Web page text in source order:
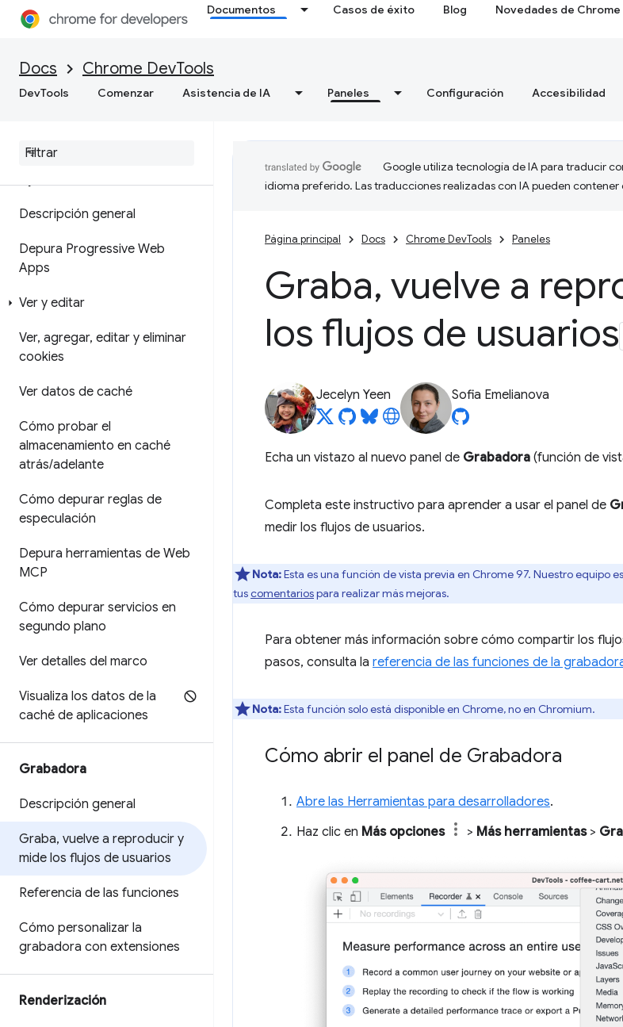
Documentos Casos de éxito Blog Novedades de Chrome
Docs Chrome DevTools
DevTools Comenzar Asistencia de IA Paneles Configuración Accesibilidad
de memoria
montón
Descripción general
Depura Progressive Web
Apps
Ver y editar
Ver, agregar, editar y eliminar
cookies
Ver datos de caché
Cómo probar el
almacenamiento en caché
atrás/adelante
Cómo depurar reglas de
especulación
Depura herramientas de Web
MCP
Cómo depurar servicios en
segundo plano
Ver detalles del marco
Visualiza los datos de la
caché de aplicaciones
Grabadora
Descripción general
Graba, vuelve a reproducir y
mide los flujos de usuarios
Referencia de las funciones
Cómo personalizar la
grabadora con extensiones
Renderización
Google utiliza tecnología de IA para traducir
idioma preferido. Las traducciones realizadas con IA pueden contener
Página principal Docs Chrome DevTools Paneles
Graba, vuelve a
los flujos de usuarios
Jecelyn Yeen Sofia Emelianova
Echa un vistazo al nuevo panel de Grabadora (función de
Completa este instructivo para aprender a usar el panel de
medir los flujos de usuarios.
Nota:Esta es una función de vista previa en Chrome 97. Nuestro
tuscomentariospara realizar más mejoras.
Para obtener más información sobre cómo compartir los
pasos, consulta la referencia de las funciones de la
Nota:Esta función solo está disponible en Chrome, no en Chromium.
Cómo abrir el panel de Grabadora
Abre las Herramientas para desarrolladores.
Haz clic en Más opciones > Más herramientas>